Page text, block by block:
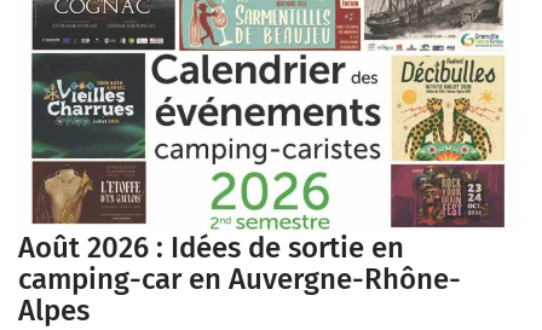
Août 2026 : Idées de sortie en
camping-car en Auvergne-Rhône-
Alpes